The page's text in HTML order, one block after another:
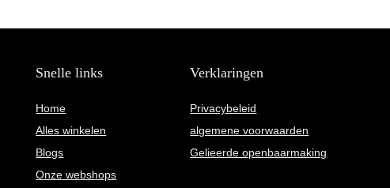
Snelle links
Home
Alles winkelen
Blogs
Onze webshops
Verklaringen
Privacybeleid
algemene voorwaarden
Gelieerde openbaarmaking